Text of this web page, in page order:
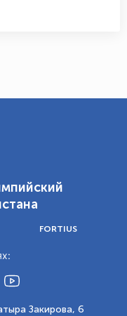
FORTIUS
Закирова, 6